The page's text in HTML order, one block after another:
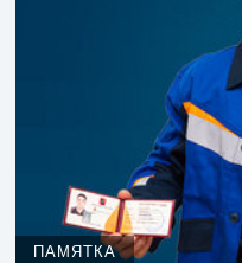
ПАМЯТКА